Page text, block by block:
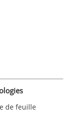
de feuille